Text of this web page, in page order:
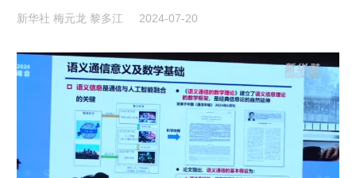
新华社 梅元龙 黎多江 2024-07-20